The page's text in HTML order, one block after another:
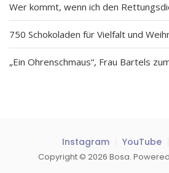
Wer kommt, wenn ich den
750 Schokoladen für Vielfalt und
„Ein Ohrenschmaus“, Frau Bartels
Instagram YouTube
Copyright © 2026 Bosa.